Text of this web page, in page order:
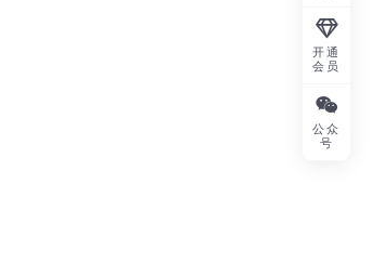
开通
会员
公众
号